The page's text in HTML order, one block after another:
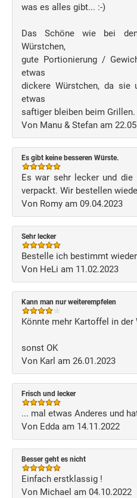
was es alles gibt... :-)
Das Schöne wie bei
Würstchen,
gute Portionierung /
etwas
dickere Würstchen, da sie
etwas
saftiger bleiben beim Grillen.
Von Manu & Stefan am
Es gibt keine besseren Würste.
Es war sehr lecker und die
verpackt. Wir bestellen
Von Romy am 09.04.2023
Sehr lecker
Bestelle ich bestimmt
Von HeLi am 11.02.2023
Kann man nur weiterempfelen
Könnte mehr Kartoffel in der
sonst OK
Von Karl am 26.01.2023
Frisch und lecker
... mal etwas Anderes und
Von Edda am 14.11.2022
Besser geht es nicht
Einfach erstklassig !
Von Michael am 04.10.2022